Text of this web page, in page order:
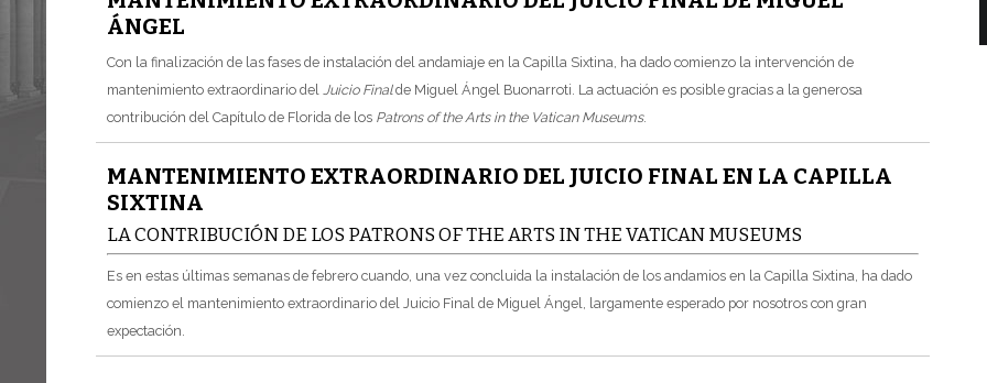
ÁNGEL
Con la finalización de las fases de instalación del andamiaje en la Capilla Sixtina, ha dado comienzo la intervención de
mantenimiento extraordinario del Juicio Finalde Miguel Ángel Buonarroti. La actuación es posible gracias a la generosa
contribución del Capítulo de Florida de los Patrons of the Arts in the Vatican Museums.
MANTENIMIENTO EXTRAORDINARIO DEL JUICIO FINAL EN LA CAPILLA
SIXTINA
LA CONTRIBUCIÓN DE LOS PATRONS OF THE ARTS IN THE VATICAN MUSEUMS
Es en estas últimas semanas de febrero cuando, una vez concluida la instalación de los andamios en la Capilla Sixtina, ha dado
comienzo el mantenimiento extraordinario del Juicio Final de Miguel Ángel, largamente esperado por nosotros con gran
expectación.